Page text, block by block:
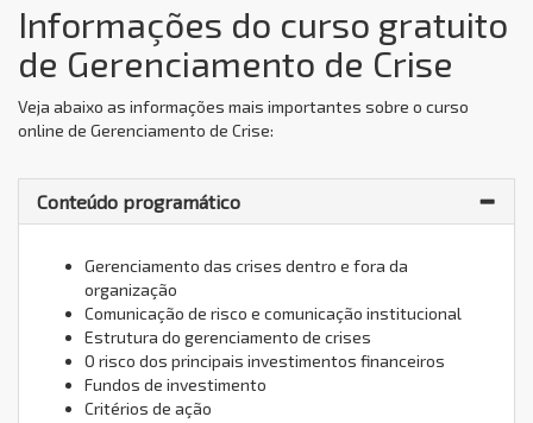
Informações do curso gratuito
de Gerenciamento de Crise
Veja abaixo as informações mais importantes sobre o curso
online de Gerenciamento de Crise:
Conteúdo programático
Gerenciamento das crises dentro e fora da
organização
Comunicação de risco e comunicação institucional
Estrutura do gerenciamento de crises
O risco dos principais investimentos financeiros
Fundos de investimento
Critérios de ação